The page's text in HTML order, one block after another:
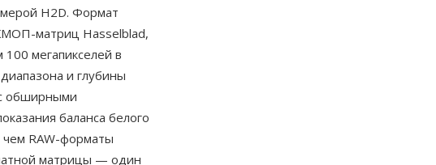
H2D. Формат
матриц Hasselblad,
мегапикселей в
и глубины
обширными
баланса белого
RAW-форматы
матрицы — один